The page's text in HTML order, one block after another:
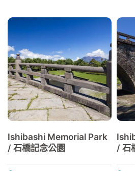
Ishibashi Memorial Park
/ 石橋記念公園
/ 石